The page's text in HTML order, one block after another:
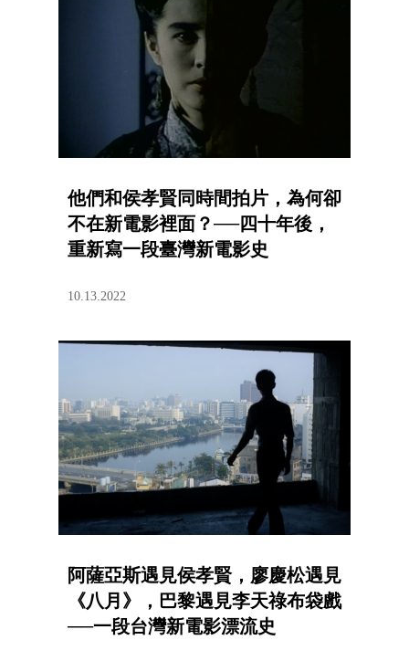
他們和侯孝賢同時間拍片，為何卻
不在新電影裡面？──四十年後，
重新寫一段臺灣新電影史
10.13.2022
阿薩亞斯遇見侯孝賢，廖慶松遇見
《八月》，巴黎遇見李天祿布袋戲
──一段台灣新電影漂流史